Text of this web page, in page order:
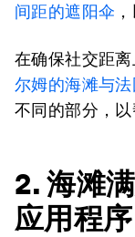
间距的遮阳伞
在确保社交距
尔姆的海滩与
不同的部分，以
2. 海滩
应用程序